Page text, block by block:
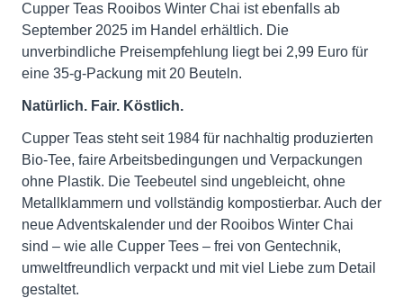
Cupper Teas Rooibos Winter Chai ist ebenfalls ab
September 2025 im Handel erhältlich. Die
unverbindliche Preisempfehlung liegt bei 2,99 Euro für
eine 35-g-Packung mit 20 Beuteln.
Natürlich. Fair. Köstlich.
Cupper Teas steht seit 1984 für nachhaltig produzierten
Bio-Tee, faire Arbeitsbedingungen und Verpackungen
ohne Plastik. Die Teebeutel sind ungebleicht, ohne
Metallklammern und vollständig kompostierbar. Auch der
neue Adventskalender und der Rooibos Winter Chai
sind – wie alle Cupper Tees – frei von Gentechnik,
umweltfreundlich verpackt und mit viel Liebe zum Detail
gestaltet.